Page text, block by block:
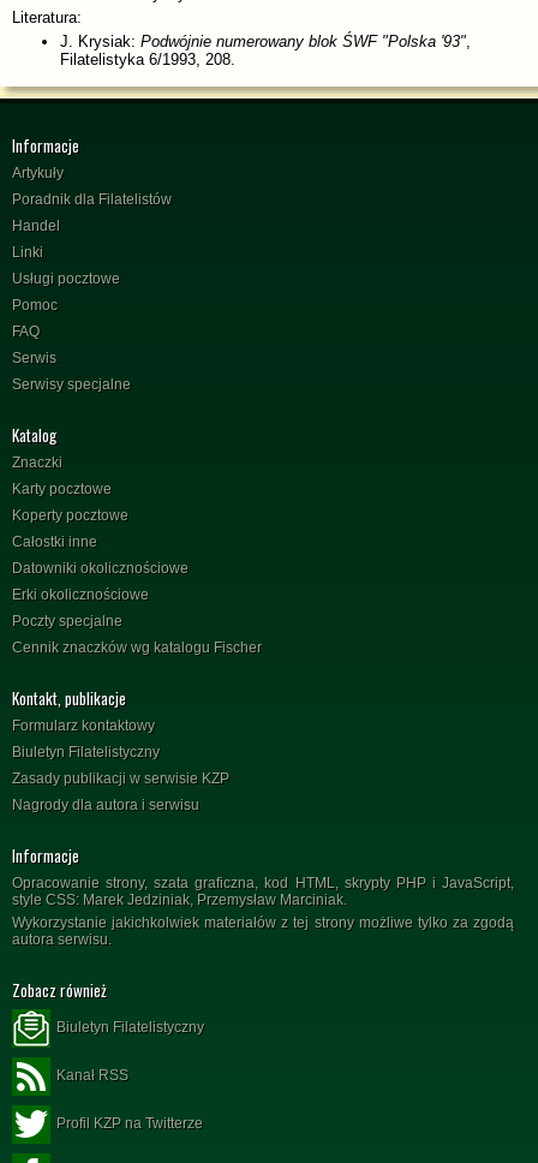
Literatura:
J. Krysiak: Podwójnie numerowany blok ŚWF "Polska '93",
Filatelistyka 6/1993, 208.
Informacje
Artykuły
Poradnik dla Filatelistów
Handel
Linki
Usługi pocztowe
Pomoc
FAQ
Serwis
Serwisy specjalne
Katalog
Znaczki
Karty pocztowe
Koperty pocztowe
Całostki inne
Datowniki okolicznościowe
Erki okolicznościowe
Poczty specjalne
Cennik znaczków wg katalogu Fischer
Kontakt, publikacje
Formularz kontaktowy
Biuletyn Filatelistyczny
Zasady publikacji w serwisie KZP
Nagrody dla autora i serwisu
Informacje
Opracowanie strony, szata graficzna, kod HTML, skrypty PHP i JavaScript,
style CSS: Marek Jedziniak, Przemysław Marciniak.
Wykorzystanie jakichkolwiek materiałów z tej strony możliwe tylko za zgodą
autora serwisu.
Zobacz również
Biuletyn Filatelistyczny
Kanał RSS
Profil KZP na Twitterze